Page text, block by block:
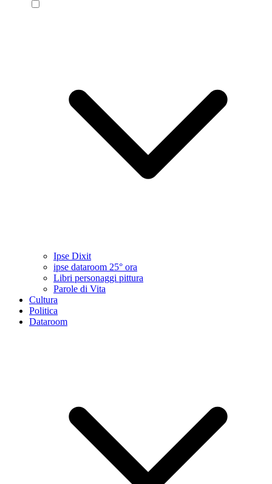
Ipse Dixit
ipse dataroom 25° ora
Libri personaggi pittura
Parole di Vita
Cultura
Politica
Dataroom